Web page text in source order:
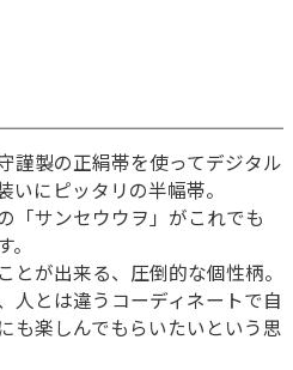
謹製の正絹帯を使ってデジタル
いにピッタリの半幅帯。
「サンセウウヲ」がこれでも
とが出来る、圧倒的な個性柄。
人とは違うコーディネートで自
も楽しんでもらいたいという思